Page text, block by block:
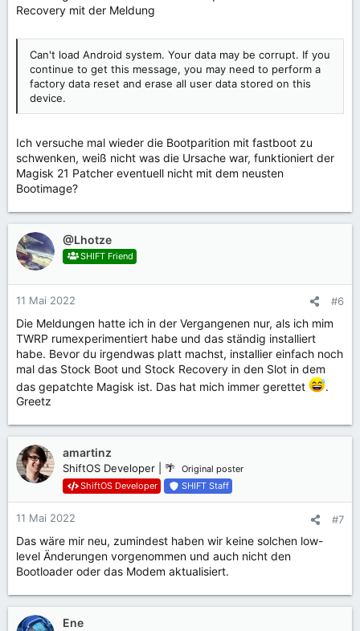
Recovery mit der Meldung
Can't load Android system. Your data may be corrupt. If you
continue to get this message, you may need to perform a
factory data reset and erase all user data stored on this
device.
Ich versuche mal wieder die Bootparition mit fastboot zu
schwenken, weiß nicht was die Ursache war, funktioniert der
Magisk 21 Patcher eventuell nicht mit dem neusten
Bootimage?
@Lhotze
SHIFT Friend
11 Mai 2022 #6
Die Meldungen hatte ich in der Vergangenen nur, als ich mim
TWRP rumexperimentiert habe und das ständig installiert
habe. Bevor du irgendwas platt machst, installier einfach noch
mal das Stock Boot und Stock Recovery in den Slot in dem
das gepatchte Magisk ist. Das hat mich immer gerettet
.
Greetz
amartinz
ShiftOS Developer | 🌴
Original poster
ShiftOS Developer
SHIFT Staff
11 Mai 2022 #7
Das wäre mir neu, zumindest haben wir keine solchen low-
level Änderungen vorgenommen und auch nicht den
Bootloader oder das Modem aktualisiert.
Ene